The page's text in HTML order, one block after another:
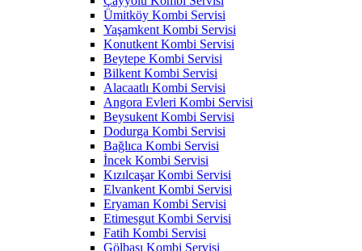
Ümitköy Kombi Servisi
Yaşamkent Kombi Servisi
Konutkent Kombi Servisi
Beytepe Kombi Servisi
Bilkent Kombi Servisi
Alacaatlı Kombi Servisi
Angora Evleri Kombi Servisi
Beysukent Kombi Servisi
Dodurga Kombi Servisi
Bağlıca Kombi Servisi
İncek Kombi Servisi
Kızılcaşar Kombi Servisi
Elvankent Kombi Servisi
Eryaman Kombi Servisi
Etimesgut Kombi Servisi
Fatih Kombi Servisi
Gölbaşı Kombi Servisi